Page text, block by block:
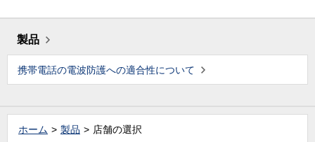
製品
携帯電話の電波防護への適合性について
ホーム 製品 店舗の選択